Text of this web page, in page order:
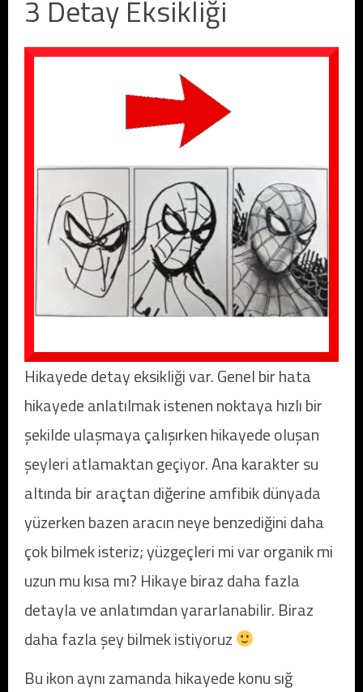
3 Detay Eksikliği
Hikayede detay eksikliği var. Genel bir hata
hikayede anlatılmak istenen noktaya hızlı bir
şekilde ulaşmaya çalışırken hikayede oluşan
şeyleri atlamaktan geçiyor. Ana karakter su
altında bir araçtan diğerine amfibik dünyada
yüzerken bazen aracın neye benzediğini daha
çok bilmek isteriz; yüzgeçleri mi var organik mi
uzun mu kısa mı? Hikaye biraz daha fazla
detayla ve anlatımdan yararlanabilir. Biraz
daha fazla şey bilmek istiyoruz
Bu ikon aynı zamanda hikayede konu sığ